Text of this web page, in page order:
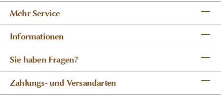
Mehr Service
Informationen
Sie haben Fragen?
Zahlungs- und Versandarten